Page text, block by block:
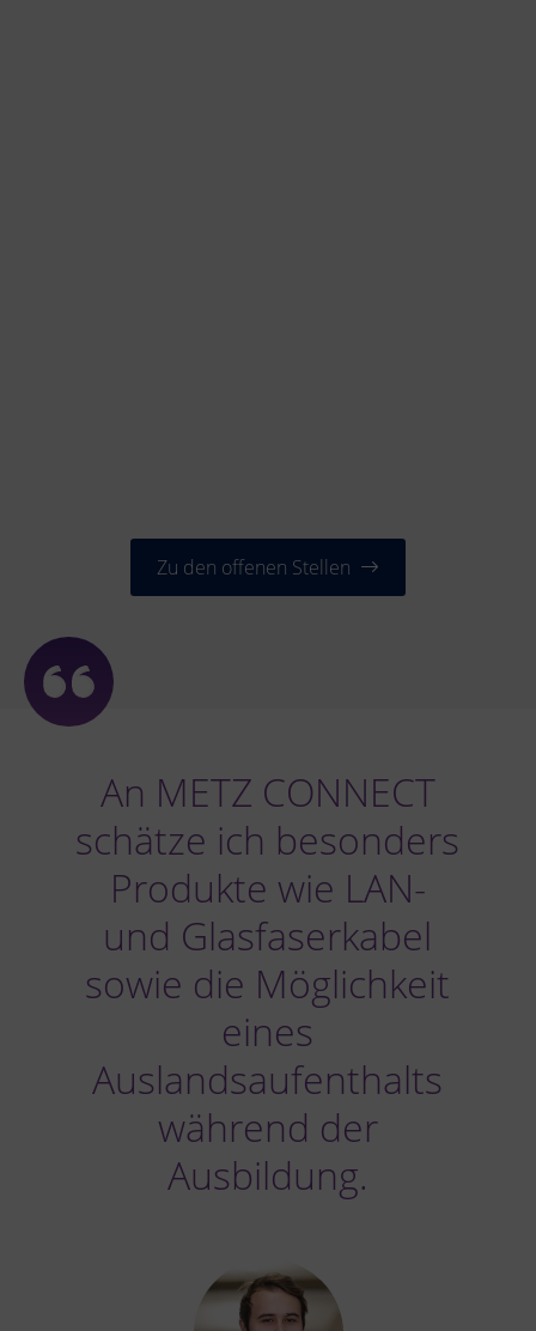
Zu den offenen Stellen
An METZ CONNECT
schätze ich besonders
Produkte wie LAN-
und Glasfaserkabel
sowie die Möglichkeit
eines
Auslandsaufenthalts
während der
Ausbildung.